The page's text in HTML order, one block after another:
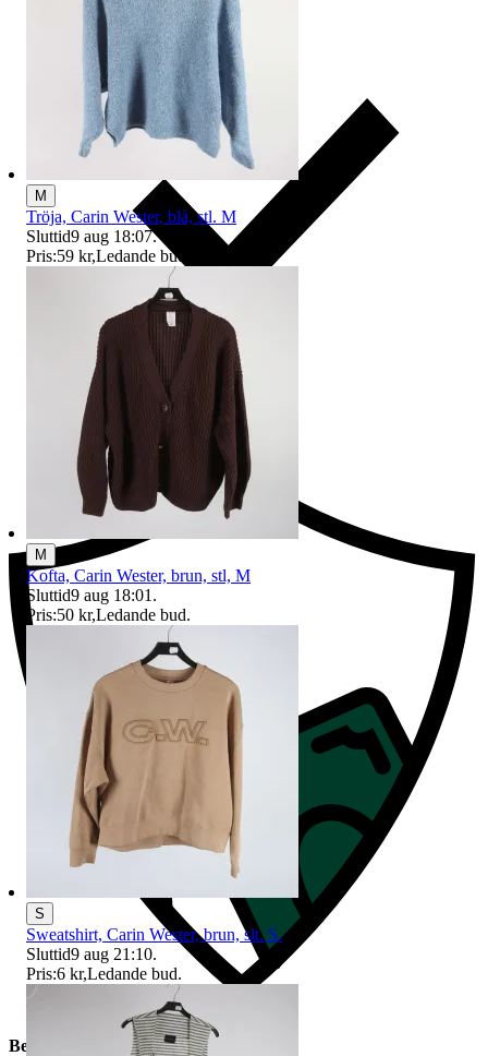
Ersättning om du inte får din vara
Beskrivning
M
Tröja, Carin Wester, blå, stl. M
Sluttid9 aug 18:07.
Pris:59 kr,Ledande bud
M
Kofta, Carin Wester, brun, stl, M
Sluttid9 aug 18:01 .
Pris:50 kr,Ledande bud.
S
Sweatshirt, Carin Wester, brun, slt. S.
Sluttid9 aug 21:10.
Pris:6 kr,Ledande bud.